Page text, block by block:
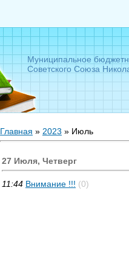
Муниципальное
Советского Союза
Главная » 2023 » Июль
27 Июля, Четверг
11:44 Внимание !!! (0)